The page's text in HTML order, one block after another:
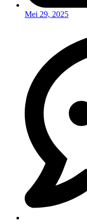
Mei 29, 2025